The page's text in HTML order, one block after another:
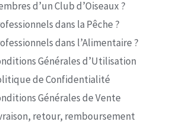
d’un Club d’Oiseaux ?
dans la Pêche ?
dans l’Alimentaire ?
Générales d’Utilisation
de Confidentialité
Générales de Vente
retour, remboursement